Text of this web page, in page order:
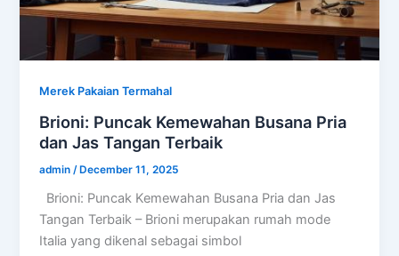
Merek Pakaian Termahal
Brioni: Puncak Kemewahan Busana Pria
dan Jas Tangan Terbaik
admin /December 11, 2025
Brioni: Puncak Kemewahan Busana Pria dan Jas
Tangan Terbaik – Brioni merupakan rumah mode
Italia yang dikenal sebagai simbol